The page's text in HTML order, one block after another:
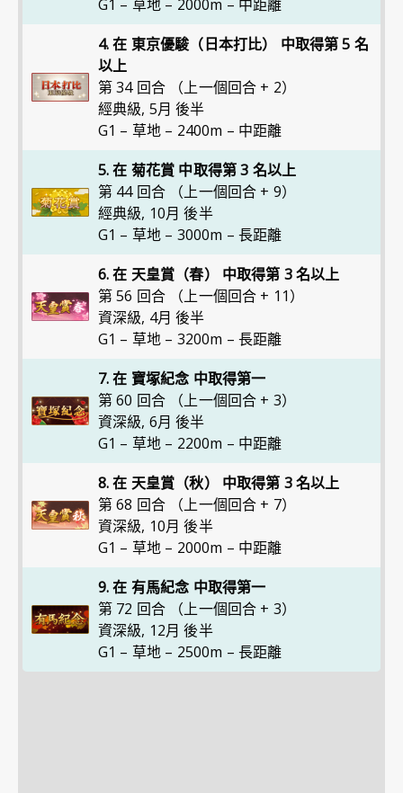
G1 – 草地 – 2000m – 中距離
4. 在 東京優駿（日本打比） 中取得第 5 名
以上
第 34 回合 （上一個回合 + 2）
經典級, 5月 後半
G1 – 草地 – 2400m – 中距離
5. 在 菊花賞 中取得第 3 名以上
第 44 回合 （上一個回合 + 9）
經典級, 10月 後半
G1 – 草地 – 3000m – 長距離
6. 在 天皇賞（春） 中取得第 3 名以上
第 56 回合 （上一個回合 + 11）
資深級, 4月 後半
G1 – 草地 – 3200m – 長距離
7. 在 寶塚紀念 中取得第一
第 60 回合 （上一個回合 + 3）
資深級, 6月 後半
G1 – 草地 – 2200m – 中距離
8. 在 天皇賞（秋） 中取得第 3 名以上
第 68 回合 （上一個回合 + 7）
資深級, 10月 後半
G1 – 草地 – 2000m – 中距離
9. 在 有馬紀念 中取得第一
第 72 回合 （上一個回合 + 3）
資深級, 12月 後半
G1 – 草地 – 2500m – 長距離